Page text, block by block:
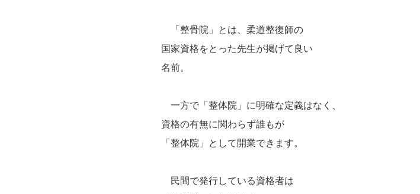
「整骨院」とは、柔道整復師の
国家資格をとった先生が掲げて良い
名前。
一方で「整体院」に明確な定義はなく、
資格の有無に関わらず誰もが
「整体院」として開業できます。
民間で発行している資格者は